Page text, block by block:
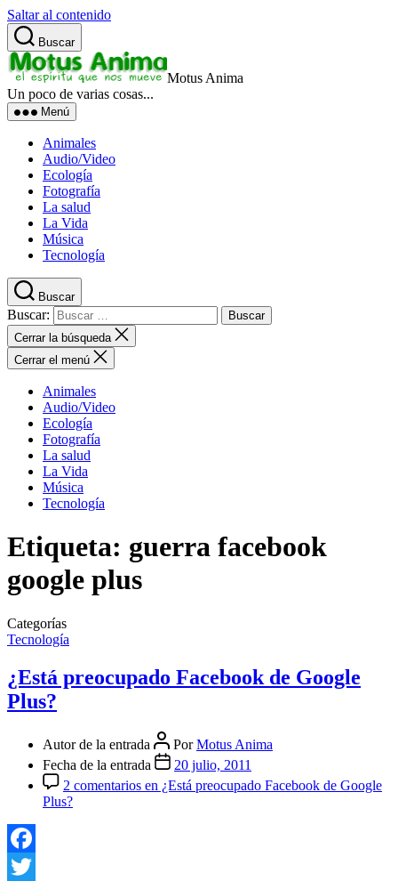
Saltar al contenido
Buscar
Motus Anima
Un poco de varias cosas...
Menú
Animales
Audio/Video
Ecología
Fotografía
La salud
La Vida
Música
Tecnología
Buscar
Buscar:
Cerrar la búsqueda
Cerrar el menú
Animales
Audio/Video
Ecología
Fotografía
La salud
La Vida
Música
Tecnología
Etiqueta: guerra facebook
google plus
Categorías
Tecnología
¿Está preocupado Facebook de Google
Plus?
Autor de la entrada PorMotus Anima
Fecha de la entrada
20 julio, 2011
2 comentarios en ¿Está preocupado Facebook de Google
Plus?
Facebook